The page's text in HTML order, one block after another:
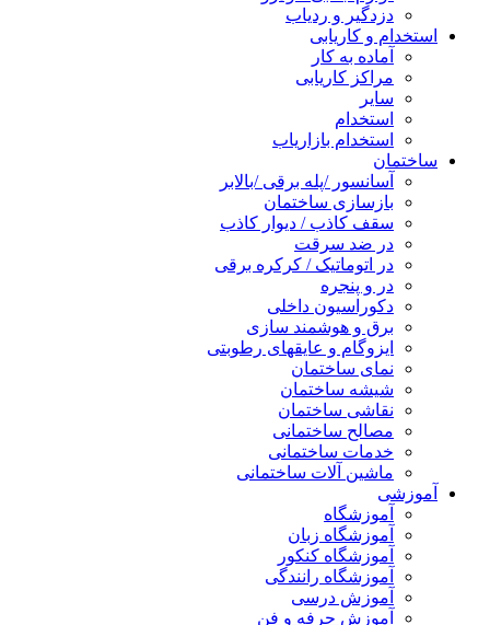
دزدگیر و ردیاب
استخدام و کاریابی
آماده به کار
مراکز کاریابی
سایر
استخدام
استخدام بازاریاب
ساختمان
آسانسور /پله برقی /بالابر
بازسازی ساختمان
سقف کاذب / دیوار کاذب
در ضد سرقت
در اتوماتیک / کرکره برقی
در و پنجره
دکوراسیون داخلی
برق و هوشمند سازی
ایزوگام و عایقهای رطوبتی
نمای ساختمان
شیشه ساختمان
نقاشی ساختمان
مصالح ساختمانی
خدمات ساختمانی
ماشین آلات ساختمانی
آموزشی
آموزشگاه
آموزشگاه زبان
آموزشگاه کنکور
آموزشگاه رانندگی
آموزش درسی
آموزش حرفه و فن